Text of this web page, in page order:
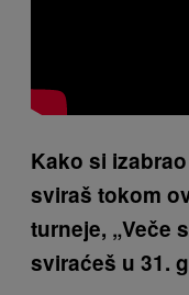
Kako si
sviraš tokom
turneje, „Veče
sviraćeš u 31.